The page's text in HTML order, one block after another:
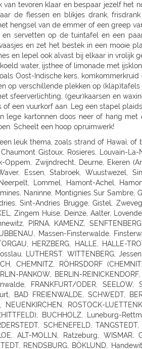
van tevoren klaar en bespaar jezelf het
de flessen en blikjes drank,
hengsel van de emmer of een greep
servetten op de tuintafel en een
en zet het bestek in een mooie
en lepel ook alvast bij elkaar in vrolijk
water, ijsthee of limonade met
Oost-Indische kers,
op verschillende plekken op
sfeerverlichting, (geur)kaarsen en
of een vuurkorf aan. Leg een stapel
lege kartonnen doos neer of hang met
Scheelt een hoop opruimwerk!
GRIMMA, DÖBELN, OSCHATZ, Bennewitz, TORGAU, HERZBERG, HALLE, HALLE-TROTHA, HALLE SILBERHÖHE, MERSEBURG, BERNBURG / SAALE, QUEDLINBURG, Naumburg, WEISSENFELS, GRAEFENHAINICHEN, Rosslau, LUTHERST. WITTENBERG, Jessen / Elster, SAALFELD, PÖßNECK, JENA, ZWICKAU, RODEWISCH, ZWONITZ, SCHWARZENBERG, GLAUCHAU, MEERANE, REICHENBACH, CHEMNITZ, RÖHRSDORF (CHEMNITZ), ANNABERG-BUCHHOLZ, MARIENBERG, FREIBERG, BERLIN-FRIEDRICHSHAIN, Berlin-Lichtenberg, Berlin, BERLIN-NEUKÖLLN, BERLIN-PANKOW, BERLIN-REINICKENDORF, Berlin-Dahlem, POTSDAM-BORNIM, POTSDAM, TELTOW, STAHNSDORF, DALLGOW-DÖBERITZ, RATHENOW, BRANDENBURG, Luckenwalde, FRANKFURT/ODER, SEELOW, STRAUSBERG, DAHLWITZ-HOPPEGARTEN, FUERSTENWALDE, WILDAU, Rangsdorf, EISENHUTTENSTADT, Schorfheide OT Finowfurt, BAD FREIENWALDE, SCHWEDT, BERNAU, BORGSDORF, Zehdenick, NEURUPPIN, NEUBRANDENBURG, Waren, Neustrelitz, Prenzlau, Pasewalk, Torgelow, GREIFSWALD, NEUENKIRCHEN, ROSTOCK-LUETTENKLEIN, ROSTOCK, BENTWISCH, Barth, SCHWERIN, Hagenow, Boizenburg, PARCHIM, Hamburg, HAMBURG-HARBURG, SEEVETAL (HITTFELD), BUCHHOLZ, Luneburg-Rettmer, Adendorf, WINSEN/LUHE, GEESTHACHT, GLINDE, BUXTEHUDE, STADE, OTTERNDORF, Gallin, BRAAK, HAMBURG-SASEL, NORDERSTEDT, SCHENEFELD, TANGSTEDT, LUBECK, Groß Grönau, Scharbeutz-Gronenberg, Eutin, MALENTE-KRUMMSEE, Neustadt/Holstein, Burg auf Fehmarn, BAD OLDESLOE, ALT-MOLLN, Ratzeburg, WISMAR, Gägelow, Hammoor, KIEL, GETTORF, HEIKENDORF, NEUMÜNSTER, HENSTEDT-ULZBURG, BORDESHOLM, NORTORF, HOHENWESTEDT, RENDSBURG, BÖKLUND, Handewitt, MEYN, ELMSHORN, UETERSEN, RELLINGEN, HALSTENBEK, Hasloh, HEIST, ITZEHOE, HEILIGENSTEDTEN, HEIDE, HUSUM, TONNING, GARDING, Niebüll, LECK, OLDENBURG, Bad Zwischenahn, Friesoythe, Wilhelmshaven, ESENS, HAGE, MARIENHAFE, AURICH, LEER, Rhauderfehn, SULLINGEN, Verden - Hönisch, KIRCHLINTELN-ARMSEN, Hoya, ROTENBURG, Scheeßel, ZEVEN, BREMERVÖRDE, CUXHAVEN, BREMERHAVEN, GEESTLAND LANGEN, OSTERHOLZ-SCHARMBECK, RITTERHUDE-IHLPOHL, Ritterhude-Platjenwerbe, Ganderkesee, Wildeshausen, DOETLINGEN, Bremen, Bremen-Vahr, BREMEN-BLUMENTHAL, STUHR, STUBE-SECKENHAUSEN, Stuhr-Varrel, Achim, Syke, Lilienthal, OTTERSBERG-POSTHAUSEN, CELLE, WITTINGEN, SALZWEDEL, LUCHOW, Dannenberg, UELZEN, BAD